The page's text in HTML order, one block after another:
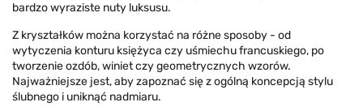
bardzo wyraziste nuty luksusu.
Z kryształków można korzystać na różne sposoby - od
wytyczenia konturu księżyca czy uśmiechu francuskiego, po
tworzenie ozdób, winiet czy geometrycznych wzorów.
Najważniejsze jest, aby zapoznać się z ogólną koncepcją stylu
ślubnego i uniknąć nadmiaru.